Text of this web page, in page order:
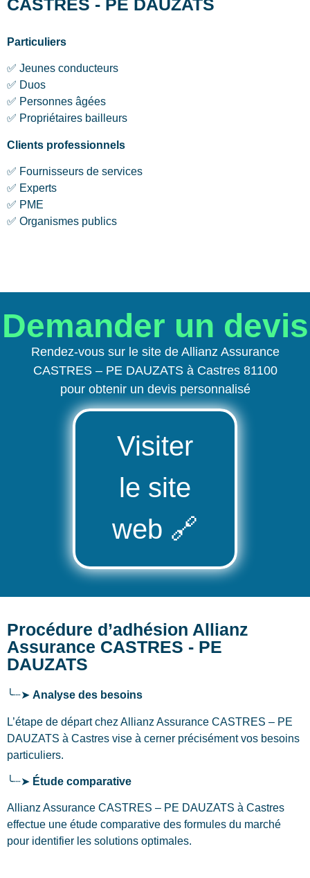
CASTRES - PE DAUZATS
Particuliers
✅ Jeunes conducteurs
✅ Duos
✅ Personnes âgées
✅ Propriétaires bailleurs
Clients professionnels
✅ Fournisseurs de services
✅ Experts
✅ PME
✅ Organismes publics
Demander un devis
Rendez-vous sur le site de Allianz Assurance
CASTRES – PE DAUZATS à Castres 81100
pour obtenir un devis personnalisé
Visiter
le site
web 🔗
Procédure d’adhésion Allianz
Assurance CASTRES - PE
DAUZATS
╰┈➤ Analyse des besoins
L’étape de départ chez Allianz Assurance CASTRES – PE
DAUZATS à Castres vise à cerner précisément vos besoins
particuliers.
╰┈➤ Étude comparative
Allianz Assurance CASTRES – PE DAUZATS à Castres
effectue une étude comparative des formules du marché
pour identifier les solutions optimales.